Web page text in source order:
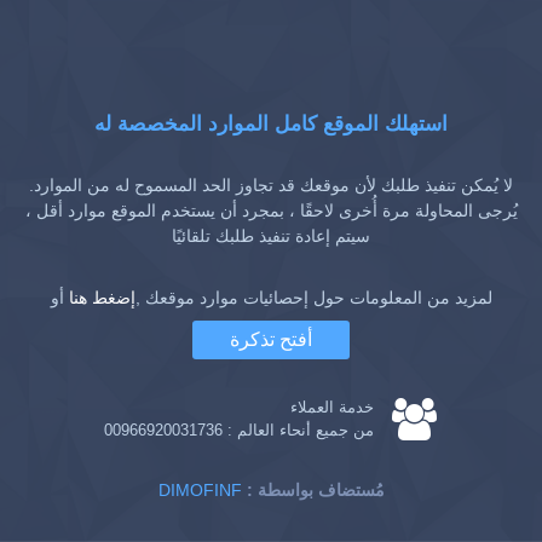
استهلك الموقع كامل الموارد المخصصة له
لا يُمكن تنفيذ طلبك لأن موقعك قد تجاوز الحد المسموح له من الموارد.
يُرجى المحاولة مرة أُخرى لاحقًا ، بمجرد أن يستخدم الموقع موارد أقل ،
سيتم إعادة تنفيذ طلبك تلقائيًا
لمزيد من المعلومات حول إحصائيات موارد موقعك ,إضغط هنا أو
أفتح تذكرة
خدمة العملاء
من جميع أنحاء العالم : 00966920031736
DIMOFINF : مُستضاف بواسطة